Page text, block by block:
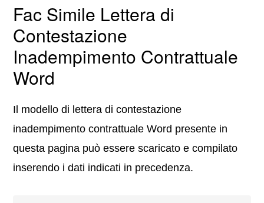
Fac Simile Lettera di
Contestazione
Inadempimento Contrattuale
Word
Il modello di lettera di contestazione
inadempimento contrattuale Word presente in
questa pagina può essere scaricato e compilato
inserendo i dati indicati in precedenza.